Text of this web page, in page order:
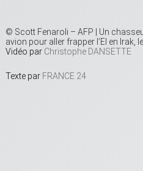
© Scott Fenaroli – AFP | Un
avion pour aller frapper l’EI en Irak,
Vidéo par Christophe DANSETTE
Texte par FRANCE 24